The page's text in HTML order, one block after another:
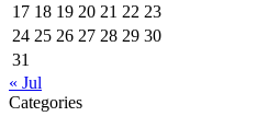
17 18 19 20 21 22 23
24 25 26 27 28 29 30
31
« Jul
Categories